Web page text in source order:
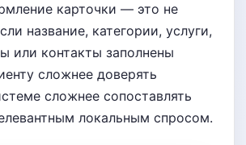
карточки — это не
название, категории, услуги,
или контакты заполнены
сложнее доверять
сложнее сопоставлять
локальным спросом.